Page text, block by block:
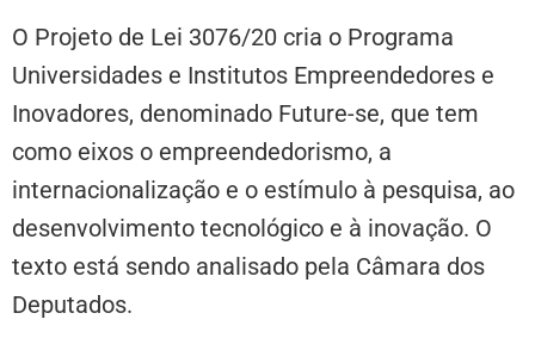
O Projeto de Lei 3076/20 cria o Programa
Universidades e Institutos Empreendedores e
Inovadores, denominado Future-se, que tem
como eixos o empreendedorismo, a
internacionalização e o estímulo à pesquisa, ao
desenvolvimento tecnológico e à inovação. O
texto está sendo analisado pela Câmara dos
Deputados.